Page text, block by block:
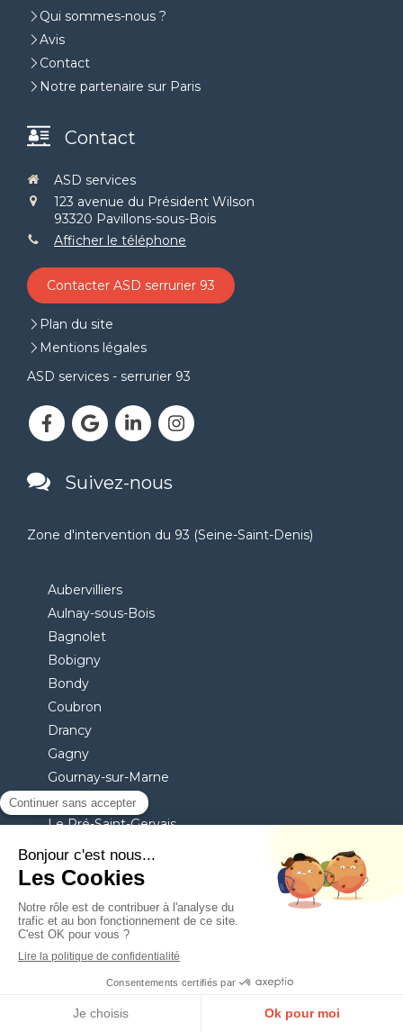
Qui sommes-nous ?
Avis
Contact
Notre partenaire sur Paris
Contact
ASD services
123 avenue du Président Wilson
93320 Pavillons-sous-Bois
Afficher le téléphone
Contacter ASD serrurier 93
Plan du site
Mentions légales
ASD services - serrurier 93
Suivez-nous
Zone d'intervention du 93 (Seine-Saint-Denis)
Aubervilliers
Aulnay-sous-Bois
Bagnolet
Bobigny
Bondy
Coubron
Drancy
Gagny
Gournay-sur-Marne
Le Blanc-Mesnil
Le Pré-Saint-Gervais
Le Raincy
Les Lilas
Livry-Gargan
Montreuil
Neuilly-Plaisance
Neuilly-sur-Marne
Noisy-le-Grand